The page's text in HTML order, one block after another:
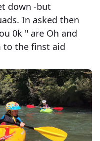
down -but
In asked then
0k " are Oh and
to the finst aid